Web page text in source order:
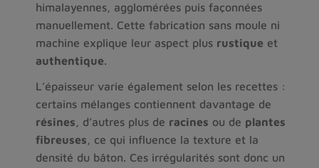
himalayennes, agglomérées puis façonnées
manuellement. Cette fabrication sans moule ni
machine explique leur aspect plus rustique
authentique.
L’épaisseur varie également selon les recettes :
résines , d’autres plus de racines ou de plantes
fibreuses , ce qui influence la texture et la
densité du bâton. Ces irrégularités sont donc un